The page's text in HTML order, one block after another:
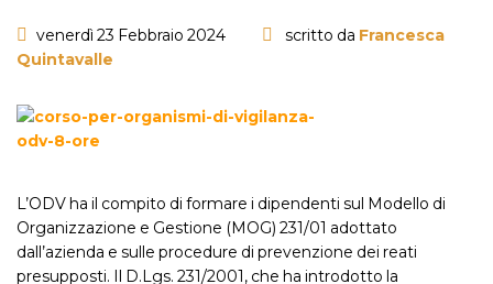
venerdì 23 Febbraio 2024 scritto da Francesca
Quintavalle
L’ODV ha il compito di formare i dipendenti sul Modello di
Organizzazione e Gestione (MOG) 231/01 adottato
dall’azienda e sulle procedure di prevenzione dei reati
presupposti. Il D.Lgs. 231/2001, che ha introdotto la